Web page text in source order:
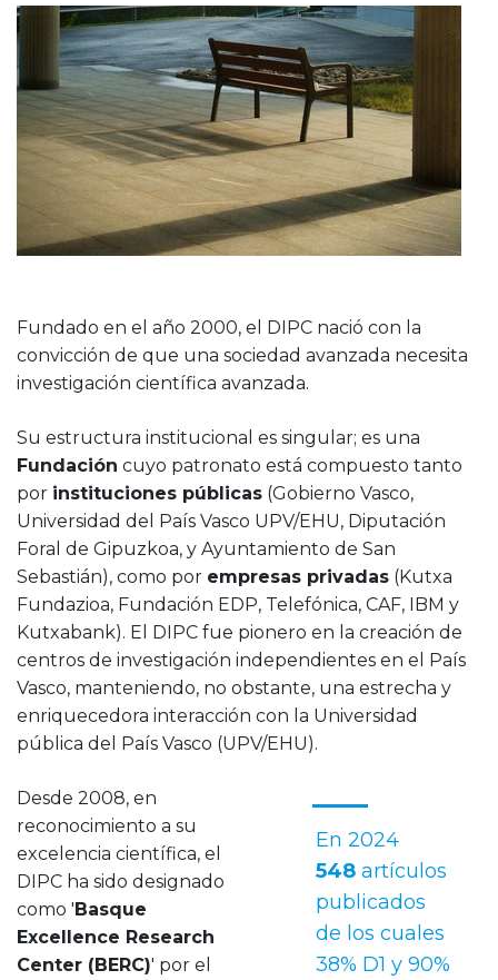
Fundado en el año 2000, el DIPC nació con la
convicción de que una sociedad avanzada necesita
investigación científica avanzada.
Su estructura institucional es singular; es una
Fundación cuyo patronato está compuesto tanto
por instituciones públicas (Gobierno Vasco,
Universidad del País Vasco UPV/EHU, Diputación
Foral de Gipuzkoa, y Ayuntamiento de San
Sebastián), como por empresas privadas (Kutxa
Fundazioa, Fundación EDP, Telefónica, CAF, IBM y
Kutxabank). El DIPC fue pionero en la creación de
centros de investigación independientes en el País
Vasco, manteniendo, no obstante, una estrecha y
enriquecedora interacción con la Universidad
pública del País Vasco (UPV/EHU).
En 2024
548artículos
publicados
de los cuales
38% D1 y 90%
Desde 2008, en
reconocimiento a su
excelencia científica, el
DIPC ha sido designado
como 'Basque
Excellence Research
Center (BERC)' por el